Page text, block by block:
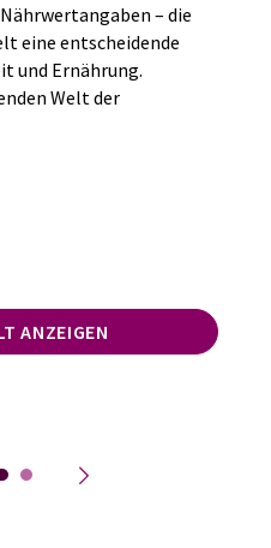
– die
eine entscheidende
und Ernährung.
Welt der
ANZEIGEN